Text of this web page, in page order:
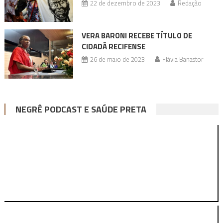
22 de dezembro de 2023 Redação
VERA BARONI RECEBE TÍTULO DE
CIDADÃ RECIFENSE
26 de maio de 2023 Flávia Banastor
NEGRÊ PODCAST E SAÚDE PRETA